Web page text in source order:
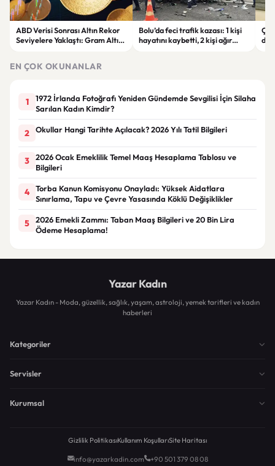
ABD Verisi Sonrası Altın Rekor
Seviyelere Yaklaştı: Gram Altın
Bolu’da feci trafik kazası: 1 kişi
hayatını kaybetti, 2 kişi ağır
EN ÇOK OKUNANLAR
1
1972 İrlanda Fotoğrafı Yeniden Gündemde Sevgilisi İçin Silaha
Sarılan Kadın Kimdir?
2 Okullar Hangi Tarihte Açılacak? 2026 Yılı Tatil Bilgileri
3
2026 Ocak Emeklilik Temel Maaş Hesaplama Tablosu ve
Bilgileri
4
Torba Kanun Komisyonu Onayladı: Yüksek Aidatlara
Sınırlama, Tapu ve Çevre Yasasında Köklü Değişiklikler
5
2026 Emekli Zammı: Taban Maaş Bilgileri ve 20 Bin Lira
Ödeme Hesaplama!
Yazar Kadın
Yazar Kadın - Moda, güzellik, sağlık, yaşam, astroloji, yemek tarifleri ve kadın
haberleri
Kategoriler
Servisler
Kurumsal
Gizlilik PolitikasıKullanım KoşullarıSite Haritası
info@yazarkadin.com +90 501 379 08 08